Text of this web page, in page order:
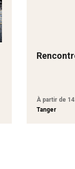
À partir de
Tanger